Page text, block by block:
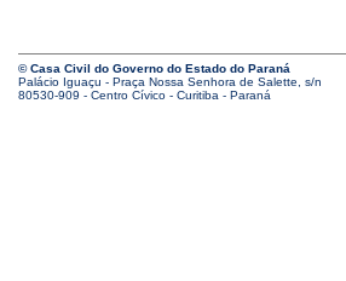
© Casa Civil do Governo do Estado do Paraná
Palácio Iguaçu - Praça Nossa Senhora de Salette, s/n
80530-909 - Centro Cívico - Curitiba - Paraná